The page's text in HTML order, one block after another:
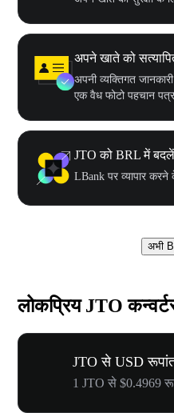
अपने खाते को
अपनी व्यक्तिगत
एक वैध फोटो पहचान
JTO को BRL में बदलें
LBank पर व्यापार
अभी
लोकप्रिय JTO
JTO से USD
1 JTO से $0.4969